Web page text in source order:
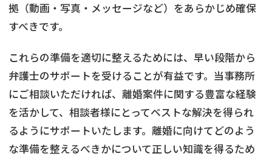
拠（動画・写真・メッセージなど）をあらかじめ確保
すべきです。
これらの準備を適切に整えるためには、早い段階から
弁護士のサポートを受けることが有益です。当事務所
にご相談いただければ、離婚案件に関する豊富な経験
を活かして、相談者様にとってベストな解決を得られ
るようにサポートいたします。離婚に向けてどのよう
な準備を整えるべきかについて正しい知識を得るため